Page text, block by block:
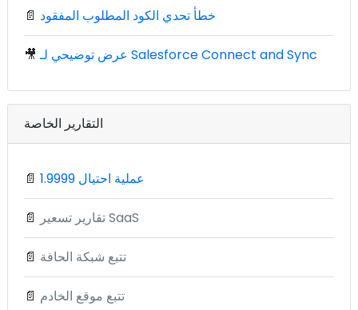
📄 خطأ تحدي الكود المطلوب المفقود
🎥 عرض توضيحي لـ Salesforce Connect and Sync
التقارير الخاصة
📄 1.9999 عملية احتيال
📄 تقارير تسعير SaaS
📄 تتبع شبكة الحافة
📄 تتبع موقع الخادم